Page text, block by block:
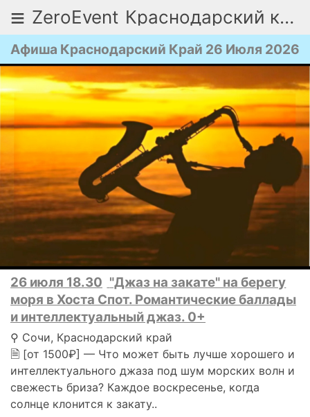
≡ ZeroEvent Краснодарский край
Афиша Краснодарский Край 26 Июля 2026
26 июля 18.30 "Джаз на закате" на берегу
моря в Хоста Спот. Романтические баллады
и интеллектуальный джаз. 0+
⚲ Сочи, Краснодарский край
🗎 [от 1500₽] — Что может быть лучше хорошего и
интеллектуального джаза под шум морских волн и
свежесть бриза? Каждое воскресенье, когда
солнце клонится к закату..